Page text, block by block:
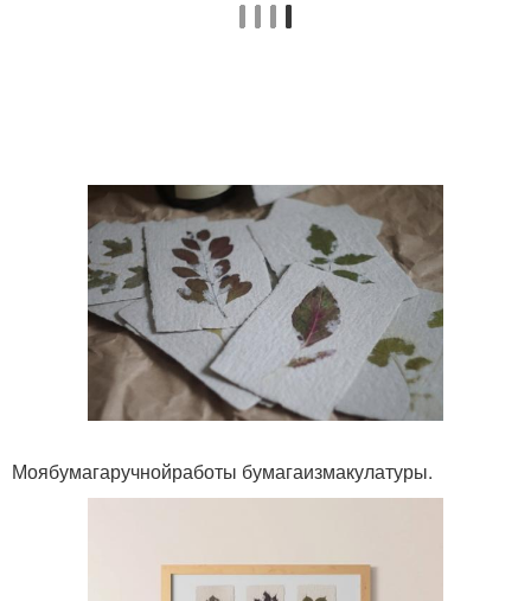
Моябумагаручнойработы бумагаизмакулатуры.